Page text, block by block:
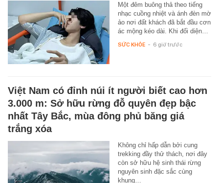
Một đêm buông thả theo tiếng
nhạc cuồng nhiệt và ánh đèn mờ
ảo nơi đất khách đã bắt đầu cơn
ác mộng kéo dài. Khi đối diện…
SỨC KHỎE - 6 giờ trước
Việt Nam có đỉnh núi ít người biết cao hơn
3.000 m: Sở hữu rừng đỗ quyên đẹp bậc
nhất Tây Bắc, mùa đông phủ băng giá
trắng xóa
Không chỉ hấp dẫn bởi cung
trekking đầy thử thách, nơi đây
còn sở hữu hệ sinh thái rừng
nguyên sinh đặc sắc cùng
khung…